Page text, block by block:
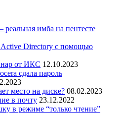
имба на пентесте
Active Directory с помощью
от ИКС 12.10.2023
сдала пароль
место на диске? 08.02.2023
в почту 23.12.2022
в режиме “только чтение”